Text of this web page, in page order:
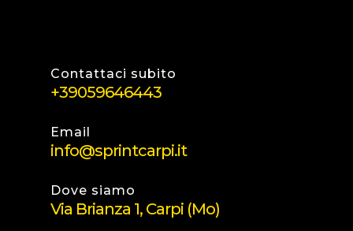
Contattaci subito
+39059646443
Email
info@sprintcarpi.it
Dove siamo
Via Brianza 1, Carpi (Mo)